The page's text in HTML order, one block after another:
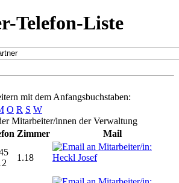
Telefon-Liste
mit dem Anfangsbuchstaben:
O R S W
Mitarbeiter/innen der Verwaltung
Zimmer
Mail
1.18